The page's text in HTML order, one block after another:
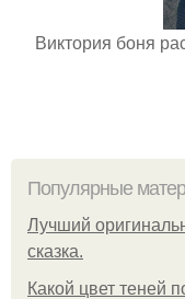
Виктория боня
Популярные
Лучший
сказка.
Какой цвет теней